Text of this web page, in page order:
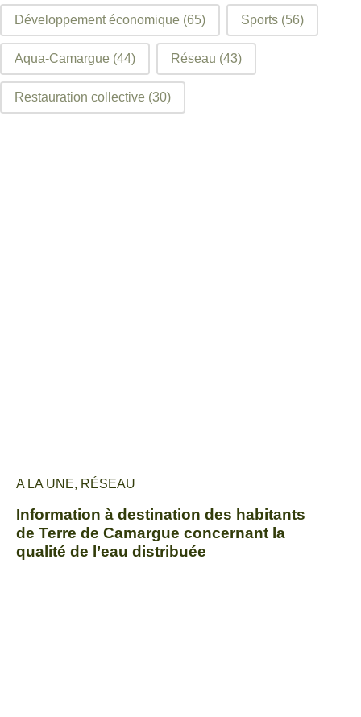
Développement économique (65) Sports (56)
Aqua-Camargue (44) Réseau (43)
Restauration collective (30)
A LA UNE, RÉSEAU
Information à destination des habitants
de Terre de Camargue concernant la
qualité de l’eau distribuée